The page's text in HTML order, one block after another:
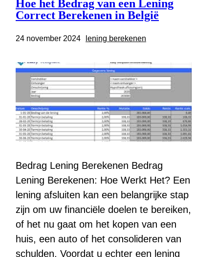
Hoe het Bedrag van een Lening
Correct Berekenen in België
24 november 2024 lening berekenen
Bedrag Lening Berekenen Bedrag
Lening Berekenen: Hoe Werkt Het? Een
lening afsluiten kan een belangrijke stap
zijn om uw financiële doelen te bereiken,
of het nu gaat om het kopen van een
huis, een auto of het consolideren van
schulden. Voordat u echter een lening